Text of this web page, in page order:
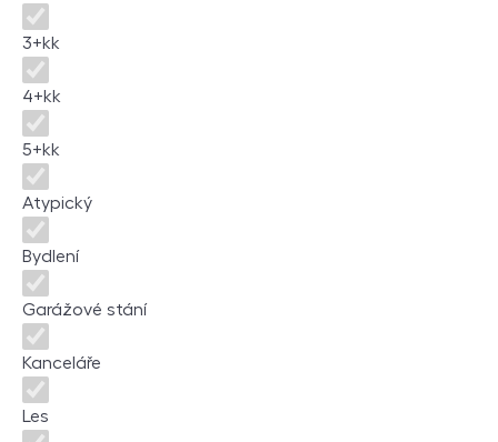
3+kk
4+kk
5+kk
Atypický
Bydlení
Garážové stání
Kanceláře
Les